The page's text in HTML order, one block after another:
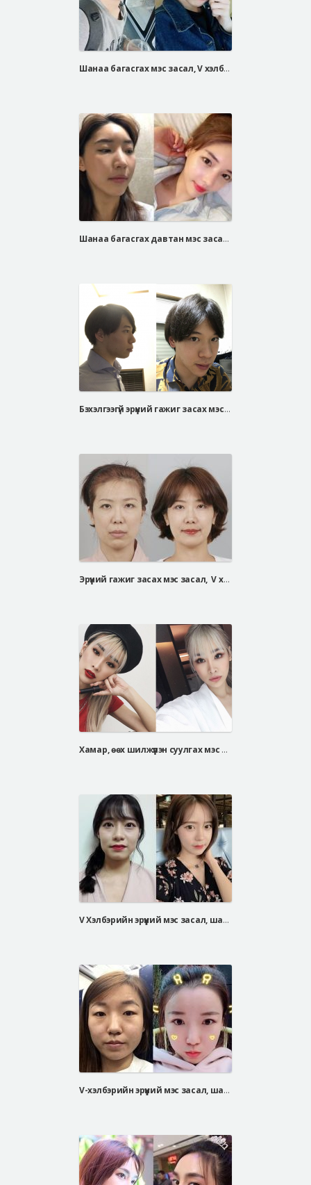
Шанаа багасгах мэс засал, V хэлбэрийн эрүүний мэс засал, зүсэлтгүй давхраа, эрэгтэй хамрын мэс засал
Шанаа багасгах давтан мэс засал хийлгэсэн Ган И Сил ийн бодит түүх
Бэхэлгээгүй эрүүний гажиг засах мэс засал, V хэлбуэрийн эрүүний мэс засал, шанаа багасгах мэс засал
Эрүүний гажиг засах мэс засал, V хэлбэрийн эрүүний мэс засал, уруулын хонхорхой багасгах мэс засал(хамар уруулын хоорондох зай
Хамар, өөх шилжүүлэн суулгах мэс засал хийлгэсэн Малайз охин
V Хэлбэрийн эрүүний мэс засал, шанаа багасгах мэс засал, хамрын хэлбэр засах мэс засал, нүдний доод уутанцар тараах мэс засал
V-хэлбэрийн эрүүний мэс засал, шанаа багасгах мэс засал, барби хамрын мэс засал, давхраа өөх шилжүүлэн суулгах мэс засал